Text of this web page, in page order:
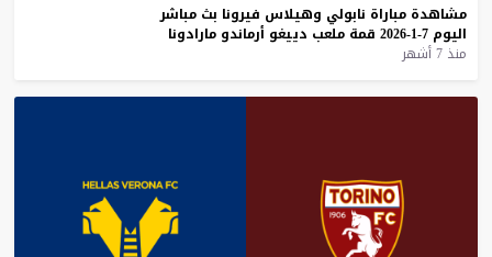
مشاهدة مباراة نابولي وهيلاس فيرونا بث مباشر
اليوم 7-1-2026 قمة ملعب دييغو أرماندو مارادونا
منذ 7 أشهر